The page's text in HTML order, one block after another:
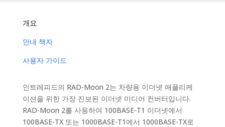
개요
안내 책자
사용자 가이드
인트레피드의 RAD-Moon 2는 차량용 이더넷 애플리케
이션을 위한 가장 진보된 이더넷 미디어 컨버터입니다.
RAD-Moon 2를 사용하여 100BASE-T1 이더넷에서
100BASE-TX 또는 1000BASE-T1에서 1000BASE-TX로